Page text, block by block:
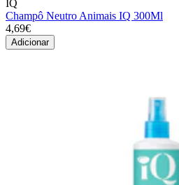
IQ
Champô Neutro Animais IQ 300Ml
4,69€
Adicionar